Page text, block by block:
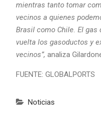
mientras tanto tomar
vecinos a quienes
Brasil como Chile. El gas
vuelta los gasoductos y
vecinos”, analiza
FUENTE: GLOBALPORTS
Noticias